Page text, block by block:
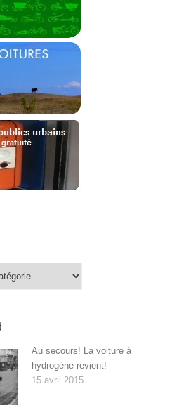
Au secours! La voiture à
hydrogène revient!
15 avril 2015